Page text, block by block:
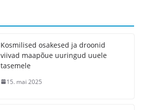
Kosmilised osakesed ja droonid
viivad maapõue uuringud uuele
tasemele
15. mai 2025